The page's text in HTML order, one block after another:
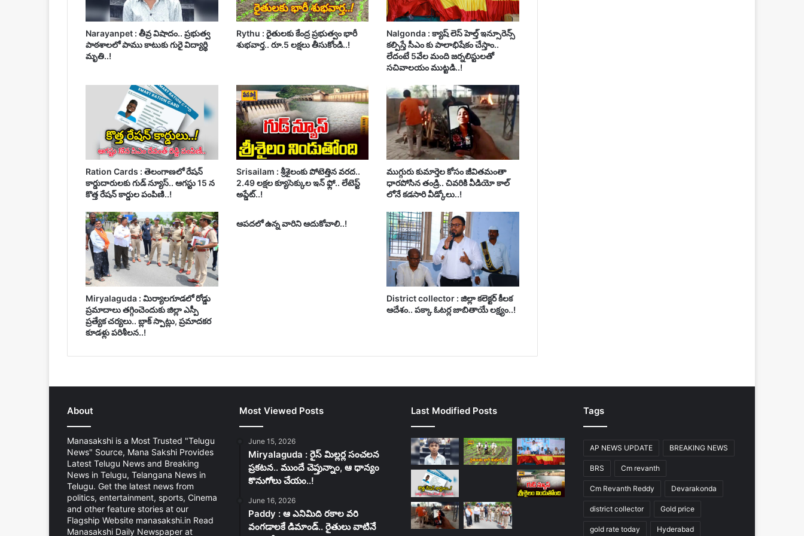
Narayanpet : తీవ్ర విషాదం.. ప్రభుత్వ
పాఠశాలలో పాము కాటుకు గురై విద్యార్థి
మృతి..!
Rythu : రైతులకు కేంద్ర ప్రభుత్వం భారీ
శుభవార్త.. రూ.5 లక్షలు తీసుకోండి..!
Nalgonda : క్యాష్ లెస్ హెల్త్ ఇన్సూరెన్స్
కల్పిస్తే సీఎం కు పాలాభిషేకం చేస్తాం..
లేదంటే 5వేల మంది జర్నలిస్టులతో
సచివాలయం ముట్టడి..!
Ration Cards : తెలంగాణలో రేషన్
కార్డుదారులకు గుడ్ న్యూస్.. ఆగస్టు 15 న
కొత్త రేషన్ కార్డుల పంపిణి..!
Srisailam : శ్రీశైలంకు పోటెత్తిన వరద..
2.49 లక్షల క్యూసెక్కుల ఇన్ ఫ్లో.. లేటెస్ట్
అప్డేట్..!
ముగ్గురు కుమార్తెల కోసం జీవితమంతా
ధారపోసిన తండ్రి.. చివరికి వీడియో కాల్
లోనే కడసారి వీడ్కోలు..!
Miryalaguda : మిర్యాలగూడలో రోడ్డు
ప్రమాదాలు తగ్గించెందుకు జిల్లా ఎస్పీ
ప్రత్యేక చర్యలు.. బ్లాక్ స్పాట్లు, ప్రమాదకర
కూడళ్లు పరిశీలన..!
ఆపదలో ఉన్న వారిని ఆదుకోవాలి..!
District collector : జిల్లా కలెక్టర్ కీలక
ఆదేశం.. పక్కా ఓటర్ల జాబితాయే లక్ష్యం..!
About
Manasakshi is a Most Trusted "Telugu
News" Source, Mana Sakshi Provides
Latest Telugu News and Breaking
News in Telugu, Telangana News in
Telugu. Get the latest news from
politics, entertainment, sports, Cinema
and other feature stories at our
Flagship Website manasakshi.in Read
Manasakshi Daily Newspaper at
Most Viewed Posts
June 15, 2026
Miryalaguda : రైస్ మిల్లర్ల సంచలన
ప్రకటన.. ముందే చెప్తున్నాం, ఆ ధాన్యం
కొనుగోలు చేయం..!
June 16, 2026
Paddy : ఆ ఎనిమిది రకాల వరి
వంగడాలకే డిమాండ్.. రైతులు వాటినే
Last Modified Posts Tags
AP NEWS UPDATE BREAKING NEWS
BRS Cm revanth
Cm Revanth Reddy Devarakonda
district collector Gold price
gold rate today Hyderabad